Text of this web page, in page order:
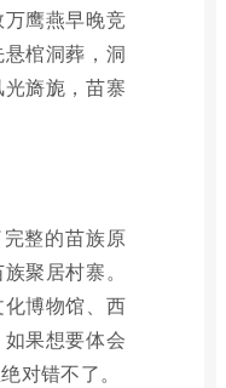
鹰燕早晚竞
棺洞葬，洞
旖旎，苗寨
整的苗族原
聚居村寨。
博物馆、西
果想要体会
对错不了。